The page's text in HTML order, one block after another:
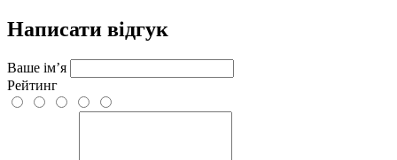
Написати відгук
Ваше ім’я
Рейтинг